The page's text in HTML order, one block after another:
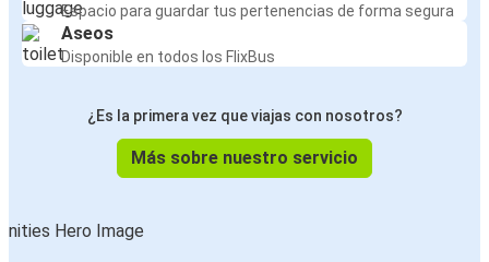
Espacio para guardar tus pertenencias de forma segura
Aseos
Disponible en todos los FlixBus
¿Es la primera vez que viajas con nosotros?
Más sobre nuestro servicio